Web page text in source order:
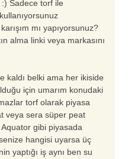
Sadece torf ile
mı yapıyorsunuz?
alma linki veya markasını
kaldı belki ama her ikiside
için umarım konudaki
torf olarak piyasa
veya sera süper peat
gibi piyasada
hangisi uyarsa üç
yaptığı iş aynı ben su